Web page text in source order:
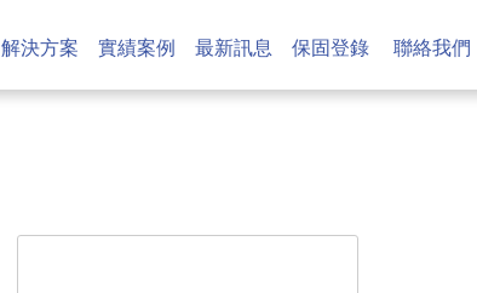
解決方案 實績案例 最新訊息 保固登錄 聯絡我們